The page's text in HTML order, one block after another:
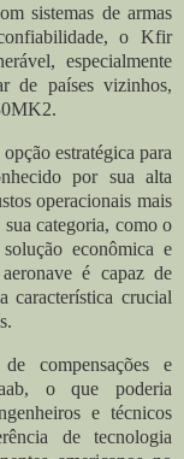
sistemas de armas
o Kfir
especialmente
de países vizinhos,
estratégica para
por sua alta
operacionais mais
categoria, como o
econômica e
é capaz de
característica crucial
compensações e
o que poderia
e técnicos
de tecnologia